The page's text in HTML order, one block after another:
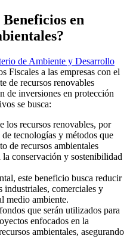
en
de Ambiente y Desarrollo
Fiscales a las empresas con el
de recursos renovables
de inversiones en protección
se busca:
los recursos renovables, por
tecnologías y métodos que
de recursos ambientales
conservación y sostenibilidad
este beneficio busca reducir
industriales, comerciales y
medio ambiente.
que serán utilizados para
enfocados en la
ambientales, asegurando